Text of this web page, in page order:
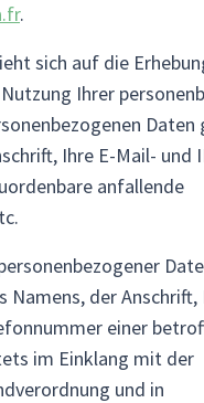
.
sich auf die
Ihrer
Daten
Ihre E-Mail- und
anfallende
Namens, der Anschrift,
einer
im Einklang mit der
und in